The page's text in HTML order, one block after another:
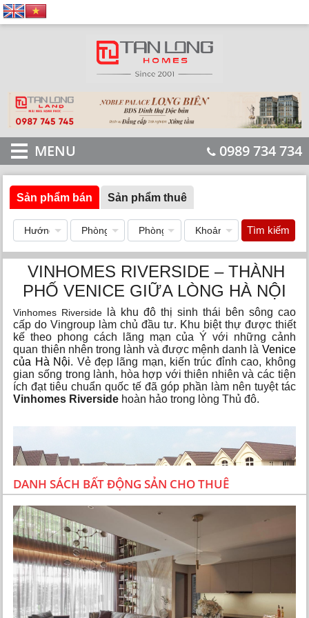
MENU 0989 734 734
Sản phẩm bán Sản phẩm thuê
Tìm kiếm
VINHOMES RIVERSIDE – THÀNH
PHỐ VENICE GIỮA LÒNG HÀ NỘI
Vinhomes Riverside là khu đô thị sinh thái bên sông cao
cấp do Vingroup làm chủ đầu tư. Khu biệt thự được thiết
kế theo phong cách lãng mạn của Ý với những cảnh
quan thiên nhên trong lành và được mệnh danh là Venice
của Hà Nội. Vẻ đẹp lãng mạn, kiến trúc đỉnh cao, không
gian sống trong lành, hòa hợp với thiên nhiên và các tiện
ích đạt tiêu chuẩn quốc tế đã góp phần làm nên tuyệt tác
Vinhomes Riverside hoàn hảo trong lòng Thủ đô.
Tổng quan biệt thự Vinhomes Riverside Long Biên
DANH SÁCH BẤT ĐỘNG SẢN CHO THUÊ